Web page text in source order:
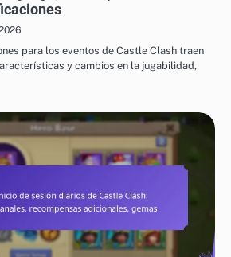
para los eventos de Castle Clash traen
y cambios en la jugabilidad,